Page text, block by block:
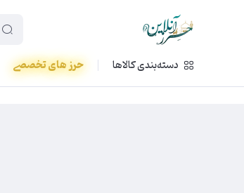
449f43cf-3da2-4422-bb12-2566cb5b8b05
دسته‌بندی کالاها
حرز های تخصصی